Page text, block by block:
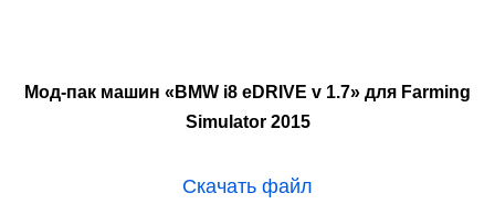
Мод-пак машин «BMW i8 eDRIVE v 1.7» для Farming
Simulator 2015
Скачать файл